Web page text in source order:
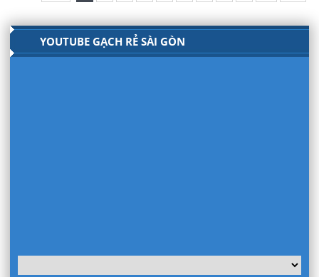
YOUTUBE GẠCH RẺ SÀI GÒN